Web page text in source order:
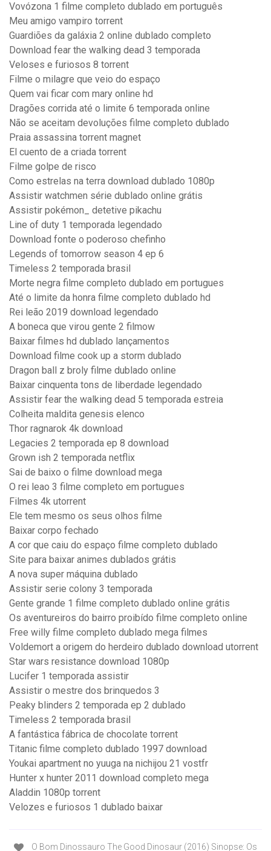
Vovózona 1 filme completo dublado em português
Meu amigo vampiro torrent
Guardiões da galáxia 2 online dublado completo
Download fear the walking dead 3 temporada
Veloses e furiosos 8 torrent
Filme o milagre que veio do espaço
Quem vai ficar com mary online hd
Dragões corrida até o limite 6 temporada online
Não se aceitam devoluções filme completo dublado
Praia assassina torrent magnet
El cuento de a criada torrent
Filme golpe de risco
Como estrelas na terra download dublado 1080p
Assistir watchmen série dublado online grátis
Assistir pokémon_ detetive pikachu
Line of duty 1 temporada legendado
Download fonte o poderoso chefinho
Legends of tomorrow season 4 ep 6
Timeless 2 temporada brasil
Morte negra filme completo dublado em portugues
Até o limite da honra filme completo dublado hd
Rei leão 2019 download legendado
A boneca que virou gente 2 filmow
Baixar filmes hd dublado lançamentos
Download filme cook up a storm dublado
Dragon ball z broly filme dublado online
Baixar cinquenta tons de liberdade legendado
Assistir fear the walking dead 5 temporada estreia
Colheita maldita genesis elenco
Thor ragnarok 4k download
Legacies 2 temporada ep 8 download
Grown ish 2 temporada netflix
Sai de baixo o filme download mega
O rei leao 3 filme completo em portugues
Filmes 4k utorrent
Ele tem mesmo os seus olhos filme
Baixar corpo fechado
A cor que caiu do espaço filme completo dublado
Site para baixar animes dublados grátis
A nova super máquina dublado
Assistir serie colony 3 temporada
Gente grande 1 filme completo dublado online grátis
Os aventureiros do bairro proibído filme completo online
Free willy filme completo dublado mega filmes
Voldemort a origem do herdeiro dublado download utorrent
Star wars resistance download 1080p
Lucifer 1 temporada assistir
Assistir o mestre dos brinquedos 3
Peaky blinders 2 temporada ep 2 dublado
Timeless 2 temporada brasil
A fantástica fábrica de chocolate torrent
Titanic filme completo dublado 1997 download
Youkai apartment no yuuga na nichijou 21 vostfr
Hunter x hunter 2011 download completo mega
Aladdin 1080p torrent
Velozes e furiosos 1 dublado baixar
O Bom Dinossauro The Good Dinosaur (2016) Sinopse: Os